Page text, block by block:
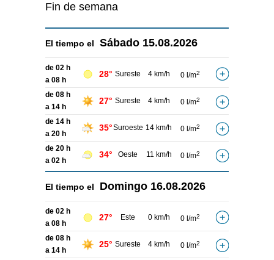
Fin de semana
El tiempo el Sábado 15.08.2026
de 02 h
a 08 h
28° Sureste 4 km/h 0 l/m2
de 08 h
a 14 h
27° Sureste 4 km/h 0 l/m2
de 14 h
a 20 h
35°Suroeste 14 km/h 0 l/m2
de 20 h
a 02 h
34° Oeste 11 km/h 0 l/m2
El tiempo el Domingo 16.08.2026
de 02 h
a 08 h
27° Este 0 km/h 0 l/m2
de 08 h
a 14 h
25° Sureste 4 km/h 0 l/m2